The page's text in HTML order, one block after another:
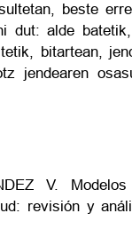
beste
dut: alde
bitartean,
jendearen
V.
revisión y